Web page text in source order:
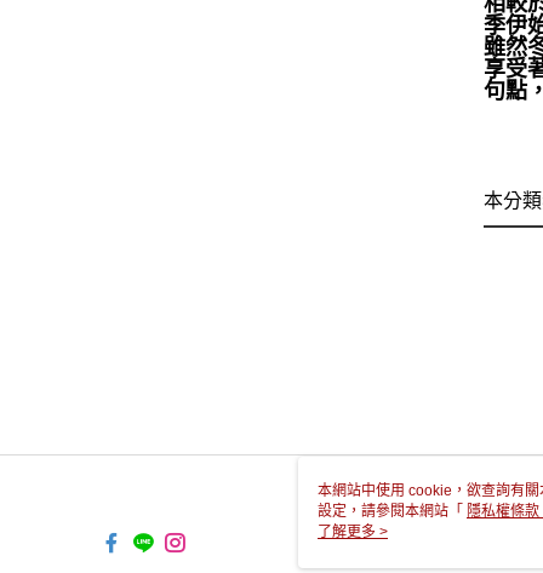
季伊
雖然
享受
句點
本分
本網站中使用 cookie，欲查詢有
設定，請參閱本網站「 隱私權條款
使用 cookie。
了解更多 >